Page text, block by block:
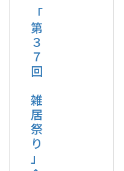
「
第
３
７
回
雑
居
祭
り
」